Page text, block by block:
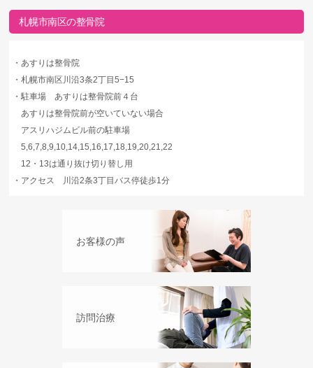
札幌市南区の整骨院
・あすりは整骨院
・札幌市南区川沿3条2丁目5−15
・駐車場 あすりは整骨院前４台
あすりは整骨院前が空いていない場合
アスリハジムビル前の駐車場
5,6,7,8,9,10,14,15,16,17,18,19,20,21,22
12・13は通り抜け切り替し用
・ アクセス 川沿2条3丁目バス停徒歩1分
お客様の声
訪問治療